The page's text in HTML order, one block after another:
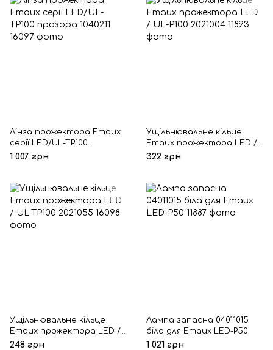
Лінза прожектора Emaux
серії LED/UL-TP100
прозора 1040211
1 007 грн
Ущільнювальне кільце
Emaux прожектора LED /
UL-P100 2021004
322 грн
Ущільнювальне кільце
Emaux прожектора LED /
UL-TP100 2021055
248 грн
Лампа запасна 04011015
біла для Emaux LED-P50
1 021 грн